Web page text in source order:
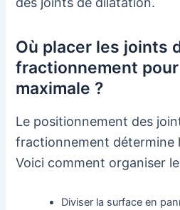
Où placer les joints
fractionnement
maximale ?
Le positionnement des
fractionnement détermine
Voici comment organiser
Diviser la surface en